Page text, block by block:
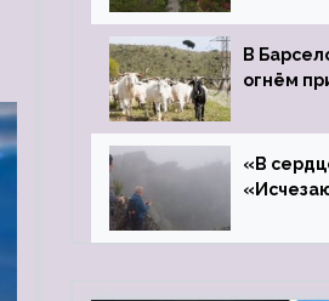
завода
В
огнём
«В